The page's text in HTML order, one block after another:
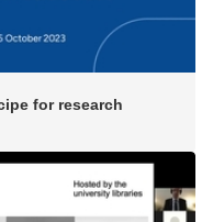
for research